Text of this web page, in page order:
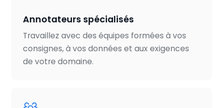
Annotateurs spécialisés
Travaillez avec des équipes formées à vos
consignes, à vos données et aux exigences
de votre domaine.